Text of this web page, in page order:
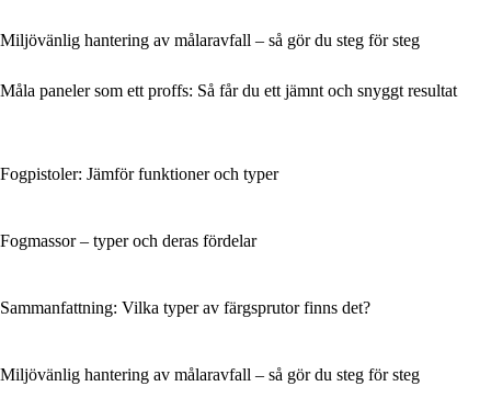
Miljövänlig hantering av målaravfall – så gör du steg för steg
Måla paneler som ett proffs: Så får du ett jämnt och snyggt resultat
Fogpistoler: Jämför funktioner och typer
Fogmassor – typer och deras fördelar
Sammanfattning: Vilka typer av färgsprutor finns det?
Miljövänlig hantering av målaravfall – så gör du steg för steg